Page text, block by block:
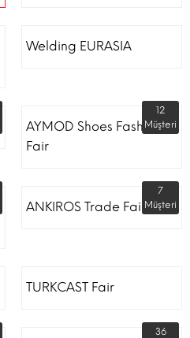
Welding EURASIA
AYMOD Shoes Fashion
Fair
12
Müşteri
ANKIROS Trade Fairs
7
Müşteri
TURKCAST Fair
36